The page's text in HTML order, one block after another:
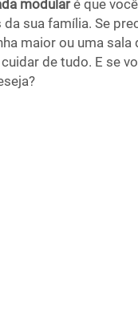
modularé que
sua família. Se
maior ou uma sala
de tudo. E se